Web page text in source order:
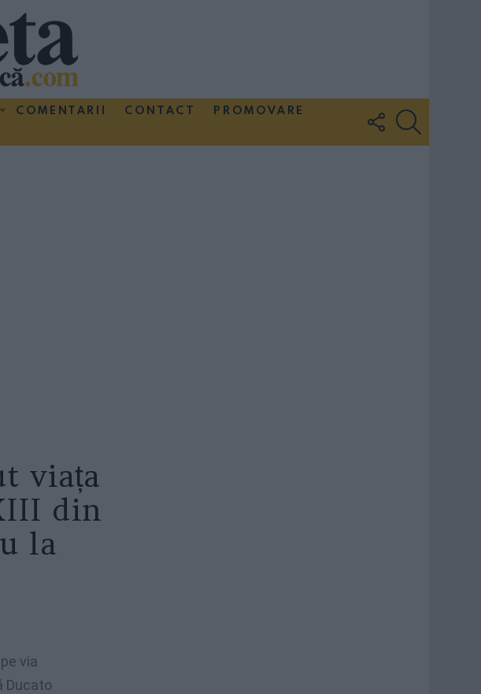
COMENTARII CONTACT
PROMOVARE
FOLLOW
US
viața
din
la
pe via
Ducato